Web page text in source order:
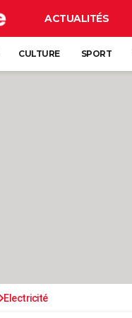
ACTUALITÉS
CULTURE SPORT
Electricité